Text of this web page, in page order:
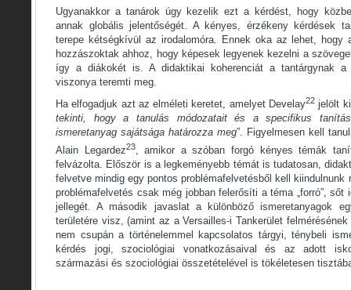
Ugyanakkor a tanárok úgy kezelik ezt a kérdést, hogy
annak globális jelentőségét. A kényes, érzékeny kérdések
terepe kétségkívül az irodalomóra. Ennek oka az lehet, hogy
hozzászoktak ahhoz, hogy képesek legyenek kezelni a
így a diákokét is. A didaktikai koherenciát a tantárgynak a
viszonya teremti meg.
Ha elfogadjuk azt az elméleti keretet, amelyet Develay22 jelölt
tekinti, hogy a tanulás módozatait és a specifikus
ismeretanyag sajátsága határozza meg”. Figyelmesen kell
Alain Legardez23, amikor a szóban forgó kényes témák
felvázolta. Először is a legkeményebb témát is tudatosan,
felvetve mindig egy pontos problémafelvetésből kell
problémafelvetés csak még jobban felerősíti a téma „forró”, sőt
jellegét. A második javaslat a különböző ismeretanyagok
területére visz, (amint az a Versailles-i Tankerület
nem csupán a történelemmel kapcsolatos tárgyi, ténybeli
kérdés jogi, szociológiai vonatkozásaival és az adott
származási és szociológiai összetételével is tökéletesen